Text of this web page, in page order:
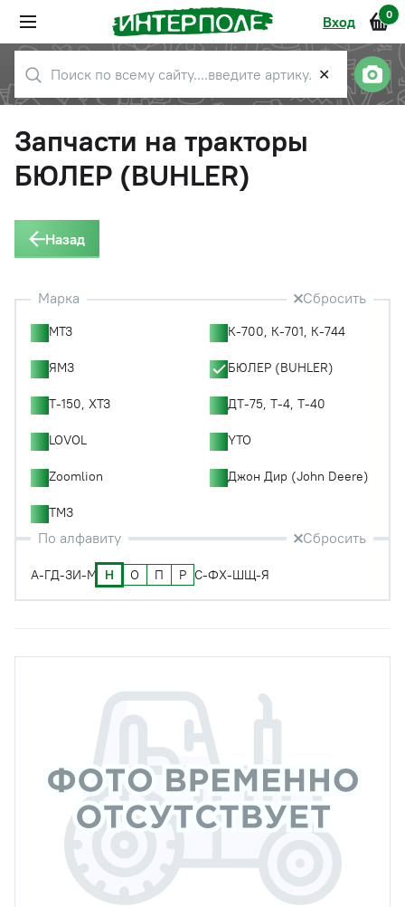
Вход 0
✕
Запчасти на тракторы
БЮЛЕР (BUHLER)
Назад
Марка Сбросить
МТЗ К-700, К-701, К-744
ЯМЗ БЮЛЕР (BUHLER)
Т-150, ХТЗ ДТ-75, Т-4, Т-40
LOVOL YTO
Zoomlion Джон Дир (John Deere)
ТМЗ
По алфавиту Сбросить
А-ГД-ЗИ-М Н О П Р С-ФХ-ШЩ-Я